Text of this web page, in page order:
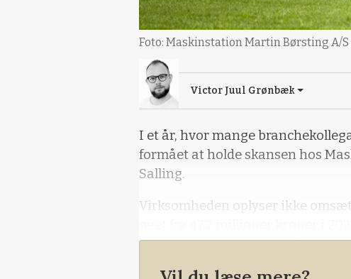
Foto: Maskinstation Martin Børsting A/S
Victor Juul Grønbæk
I et år, hvor mange
formået at holde skansen hos
Salling.
Virksomheden oplyser ikke
bundlinjen er man kun gået en